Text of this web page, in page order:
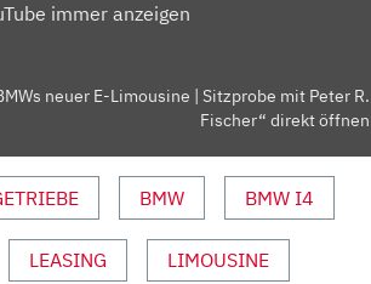
immer anzeigen
neuer E-Limousine | Sitzprobe mit Peter R.
Fischer“ direkt öffnen
BMW BMW I4
LEASING LIMOUSINE